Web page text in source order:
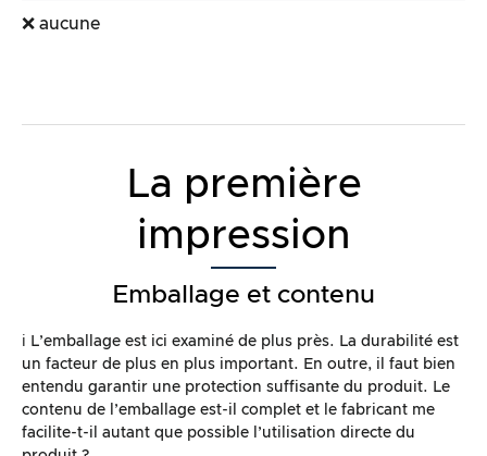
❌ aucune
La première
impression
Emballage et contenu
ℹ️ L’emballage est ici examiné de plus près. La durabilité est
un facteur de plus en plus important. En outre, il faut bien
entendu garantir une protection suffisante du produit. Le
contenu de l’emballage est-il complet et le fabricant me
facilite-t-il autant que possible l’utilisation directe du